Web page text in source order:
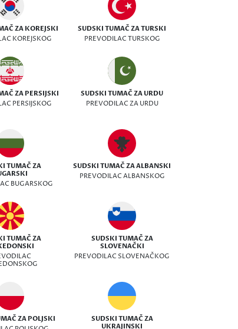
ZA KOREJSKI
KOREJSKOG
SUDSKI TUMAČ ZA TURSKI
PREVODILAC TURSKOG
ZA PERSIJSKI
PERSIJSKOG
SUDSKI TUMAČ ZA URDU
PREVODILAC ZA URDU
TUMAČ ZA
BUGARSKOG
SUDSKI TUMAČ ZA ALBANSKI
PREVODILAC ALBANSKOG
TUMAČ ZA
SUDSKI TUMAČ ZA
SLOVENAČKI
PREVODILAC SLOVENAČKOG
ZA POLJSKI
SUDSKI TUMAČ ZA
UKRAJINSKI